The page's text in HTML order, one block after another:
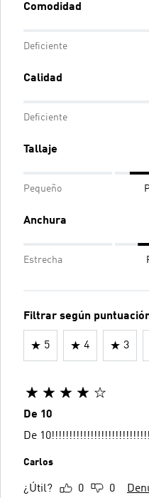
Comodidad
Deficiente
Calidad
Deficiente
Tallaje
Pequeño
Anchura
Estrecha
Filtrar según
5 4 3
De 10
De
Carlos
¿Útil? 0 0